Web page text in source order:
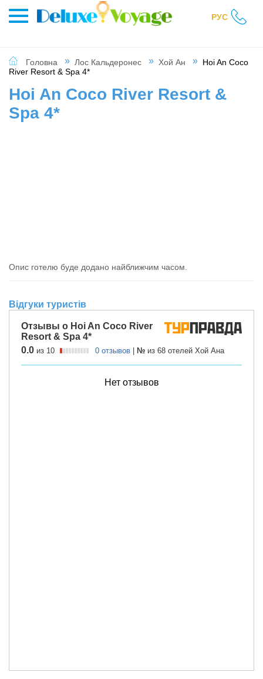
РУС
Головна Лос Кальдеронес Хой Ан
Hoi An Coco
River Resort & Spa 4*
Hoi An Coco River Resort &
Spa 4*
Опис готелю буде додано найближчим часом.
Відгуки туристів